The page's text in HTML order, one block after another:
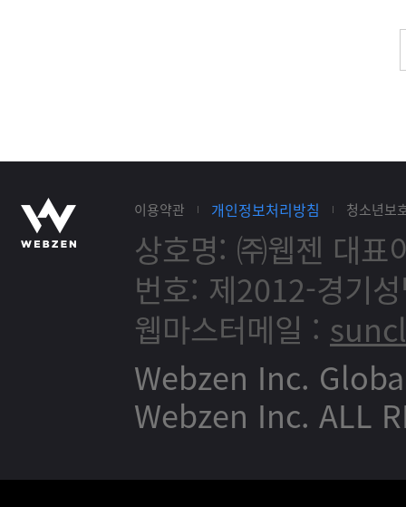
이용약관 개인정보처리방침 청소년보
상호명: ㈜웹젠 대표
번호: 제2012-경기
웹마스터메일 :
Webzen Inc.
Webzen Inc. ALL